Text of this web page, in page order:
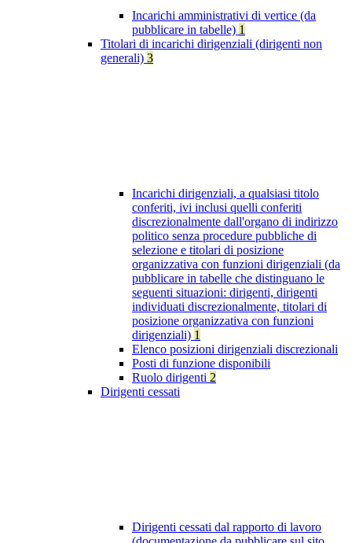
Incarichi amministrativi di vertice (da
pubblicare in tabelle) 1
Titolari di incarichi dirigenziali (dirigenti non
generali) 3
Incarichi dirigenziali, a qualsiasi titolo
conferiti, ivi inclusi quelli conferiti
discrezionalmente dall'organo di indirizzo
politico senza procedure pubbliche di
selezione e titolari di posizione
organizzativa con funzioni dirigenziali (da
pubblicare in tabelle che distinguano le
seguenti situazioni: dirigenti, dirigenti
individuati discrezionalmente, titolari di
posizione organizzativa con funzioni
dirigenziali) 1
Elenco posizioni dirigenziali discrezionali
Posti di funzione disponibili
Ruolo dirigenti 2
Dirigenti cessati
Dirigenti cessati dal rapporto di lavoro